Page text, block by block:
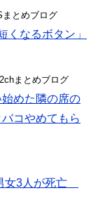
まとめブログ
くなるボタン」
まとめブログ
始めた隣の席の
コやめてもら
女3人が死亡